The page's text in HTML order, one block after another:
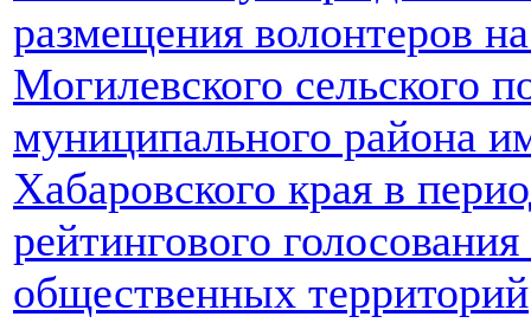
размещения волонтеров
Могилевского сельского
муниципального района
Хабаровского края в
рейтингового
общественных территорий